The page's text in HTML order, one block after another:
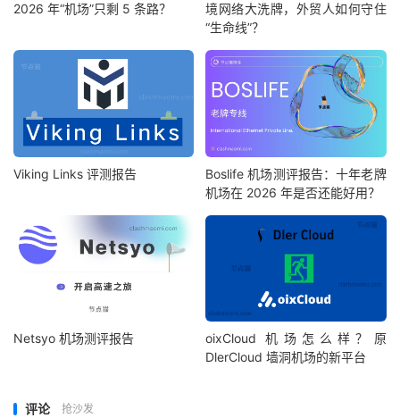
2026 年“机场”只剩 5 条路？
境网络大洗牌，外贸人如何守住
“生命线”？
Viking Links 评测报告
Boslife 机场测评报告：十年老牌
机场在 2026 年是否还能好用？
Netsyo 机场测评报告
oixCloud 机场怎么样？原
DlerCloud 墙洞机场的新平台
评论 抢沙发